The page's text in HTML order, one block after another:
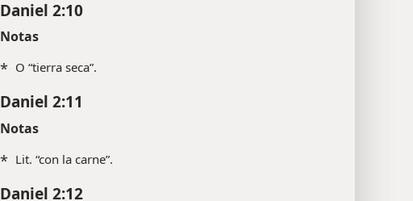
Índices
Daniel 2:10
Notas
* O “tierra seca”.
Daniel 2:11
Notas
* Lit. “con la carne”.